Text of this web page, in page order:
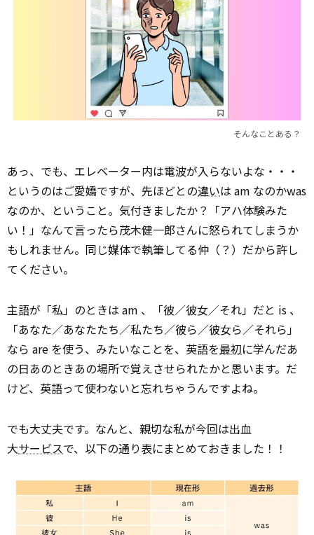
そんなことある？
あっ、でも、エレベーター内は電波が入らないよな・・・
というのはご愛嬌ですが、先ほどとの違いは am なのかwas
なのか、ということ。気付きましたか？「アハ体験みた
い！」なんて言ったら茂木健一郎さんに怒られてしまうか
もしれません。同じ媒体で執筆してる仲（？）だから許し
てください。
主語が「私」のときは am 、「彼／彼女／それ」だと is 、
「あなた／あなたたち／私たち／彼ら／彼女ら／それら」
なら are を使う、みたいなことを、英語を最初に学んだあ
の日あのときあの場所で覚えさせられたかと思います。だ
けど、英語って使わないと忘れちゃうんですよね。
でも大丈夫です。なんと、親切な私が今回は出血
大サービスで、以下の通り表にまとめておきました！！